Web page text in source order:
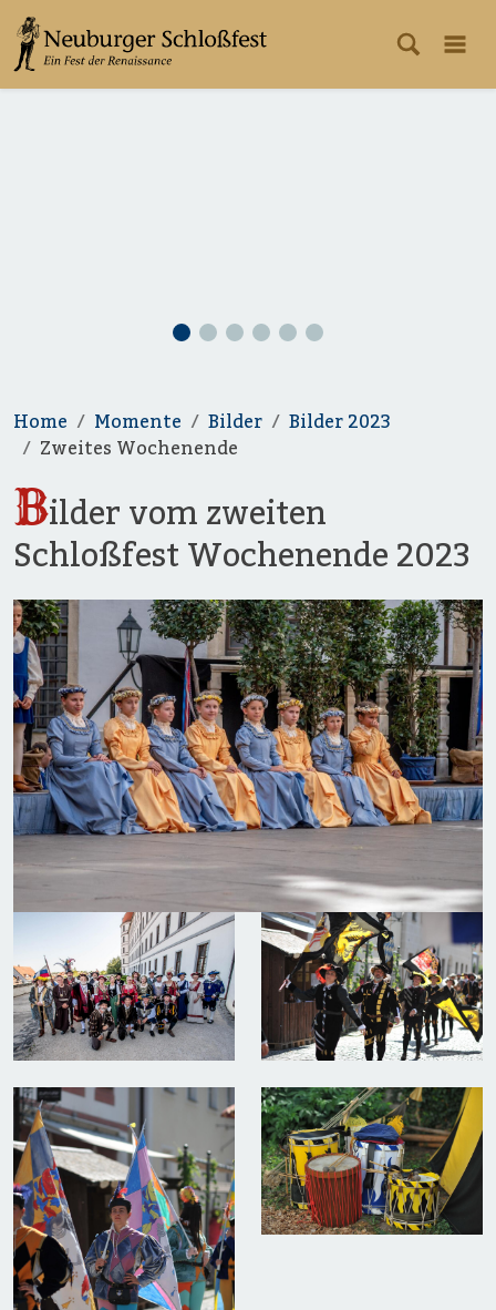
Home Momente Bilder
Bilder 2023
Zweites Wochenende
Bilder vom zweiten
Schloßfest Wochenende 2023